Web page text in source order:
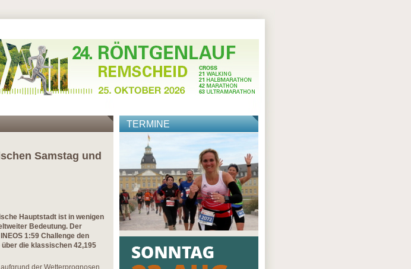
Samstag und
Hauptstadt ist in wenigen
Bedeutung. Der
1:59 Challenge den
die klassischen 42,195
der Wetterprognosen
TERMINE